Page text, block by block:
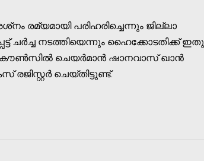
രമ്യമായി പരിഹരിച്ചെന്നും ജില്ലാ
ചര്‍ച്ച നടത്തിയെന്നും ഹൈക്കോടതിക്ക് ഇതു
കൗണ്‍സില്‍ ചെയര്‍മാന്‍ ഷാനവാസ് ഖാന്‍
ചെയ്തിട്ടുണ്ട്.